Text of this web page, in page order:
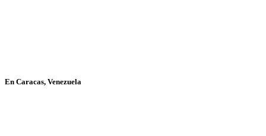
En Caracas, Venezuela